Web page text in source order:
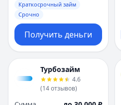
Краткосрочный займ
Срочно
Получить деньги
Турбозайм
4.6
(14отзывов)